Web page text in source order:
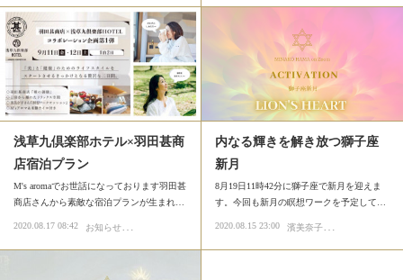
浅草九倶楽部ホテル×羽田甚商
店宿泊プラン
M's aromaでお世話になっております羽田甚
商店さんから素敵な宿泊プランが生まれ…
2020.08.17 08:42 単発講座・ワークショップ
内なる輝きを解き放つ獅子座
新月
8月19日11時42分に獅子座で新月を迎えま
す。今回も新月の瞑想ワークを予定して…
2020.08.15 23:00